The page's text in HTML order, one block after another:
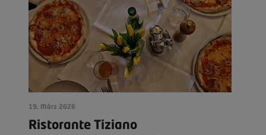
19. März 2026
Ristorante Tiziano